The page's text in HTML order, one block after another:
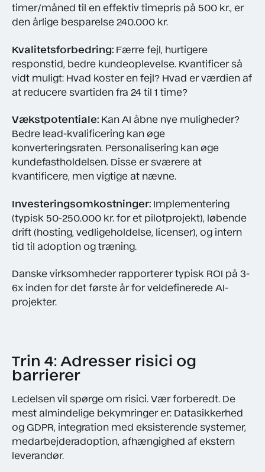
timer/måned til en effektiv timepris på 500 kr., er
den årlige besparelse 240.000 kr.
Kvalitetsforbedring: Færre fejl, hurtigere
responstid, bedre kundeoplevelse. Kvantificer så
vidt muligt: Hvad koster en fejl? Hvad er værdien af
at reducere svartiden fra 24 til 1 time?
Vækstpotentiale: Kan AI åbne nye muligheder?
Bedre lead-kvalificering kan øge
konverteringsraten. Personalisering kan øge
kundefastholdelsen. Disse er sværere at
kvantificere, men vigtige at nævne.
Investeringsomkostninger: Implementering
(typisk 50-250.000 kr. for et pilotprojekt), løbende
drift (hosting, vedligeholdelse, licenser), og intern
tid til adoption og træning.
Danske virksomheder rapporterer typisk ROI på 3-
6x inden for det første år for veldefinerede AI-
projekter.
Trin 4: Adresser risici og
barrierer
Ledelsen vil spørge om risici. Vær forberedt. De
mest almindelige bekymringer er: Datasikkerhed
og GDPR, integration med eksisterende systemer,
medarbejderadoption, afhængighed af ekstern
leverandør.